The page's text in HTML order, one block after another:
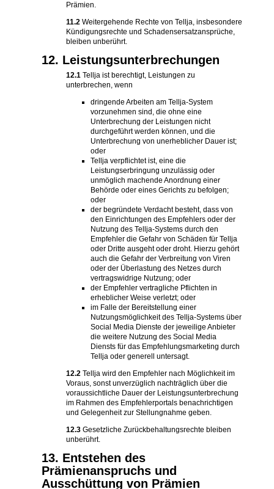
Prämien.
11.2 Weitergehende Rechte von Tellja, insbesondere
Kündigungsrechte und Schadensersatzansprüche,
bleiben unberührt.
12. Leistungsunterbrechungen
12.1 Tellja ist berechtigt, Leistungen zu
unterbrechen, wenn
dringende Arbeiten am Tellja-System
vorzunehmen sind, die ohne eine
Unterbrechung der Leistungen nicht
durchgeführt werden können, und die
Unterbrechung von unerheblicher Dauer ist;
oder
Tellja verpflichtet ist, eine die
Leistungserbringung unzulässig oder
unmöglich machende Anordnung einer
Behörde oder eines Gerichts zu befolgen;
oder
der begründete Verdacht besteht, dass von
den Einrichtungen des Empfehlers oder der
Nutzung des Tellja-Systems durch den
Empfehler die Gefahr von Schäden für Tellja
oder Dritte ausgeht oder droht. Hierzu gehört
auch die Gefahr der Verbreitung von Viren
oder der Überlastung des Netzes durch
vertragswidrige Nutzung; oder
der Empfehler vertragliche Pflichten in
erheblicher Weise verletzt; oder
im Falle der Bereitstellung einer
Nutzungsmöglichkeit des Tellja-Systems über
Social Media Dienste der jeweilige Anbieter
die weitere Nutzung des Social Media
Diensts für das Empfehlungsmarketing durch
Tellja oder generell untersagt.
12.2 Tellja wird den Empfehler nach Möglichkeit im
Voraus, sonst unverzüglich nachträglich über die
voraussichtliche Dauer der Leistungsunterbrechung
im Rahmen des Empfehlerportals benachrichtigen
und Gelegenheit zur Stellungnahme geben.
12.3 Gesetzliche Zurückbehaltungsrechte bleiben
unberührt.
13. Entstehen des
Prämienanspruchs und
Ausschüttung von Prämien